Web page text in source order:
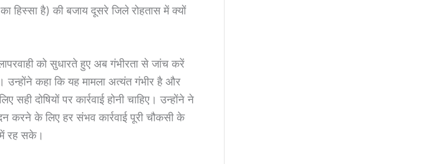
हिस्सा है) की बजाय दूसरे जिले रोहतास में क्यों
को सुधारते हुए अब गंभीरता से जांच करें
उन्होंने कहा कि यह मामला अत्यंत गंभीर है और
दोषियों पर कार्रवाई होनी चाहिए। उन्होंने ने
करने के लिए हर संभव कार्रवाई पूरी चौकसी के
रह सके।